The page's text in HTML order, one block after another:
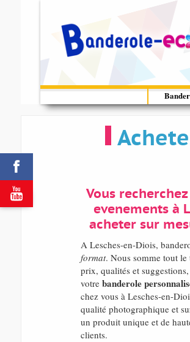


Vous
evenements à
acheter sur
A Lesches-en-Diois,
format. Nous somme tout
prix, qualités et
votre banderole
chez vous à Lesches-en-
qualité photographique et
un produit unique et de
clients.